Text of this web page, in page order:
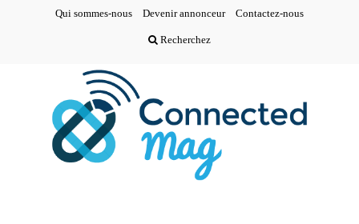
Qui sommes-nous Devenir annonceur Contactez-nous
Recherchez